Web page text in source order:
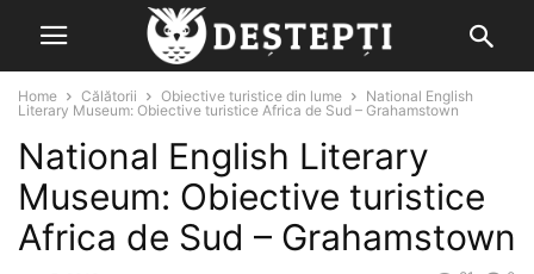
Home Călătorii Obiective turistice din lume
National English
Literary Museum: Obiective turistice Africa de Sud – Grahamstown
National English Literary
Museum: Obiective turistice
Africa de Sud – Grahamstown